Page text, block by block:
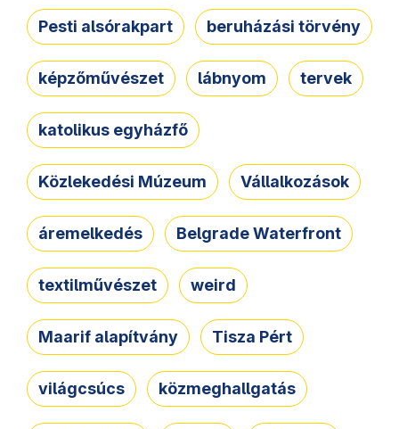
Pesti alsórakpart beruházási törvény
képzőművészet lábnyom tervek
katolikus egyházfő
Közlekedési Múzeum Vállalkozások
áremelkedés Belgrade Waterfront
textilművészet weird
Maarif alapítvány Tisza Pért
világcsúcs közmeghallgatás